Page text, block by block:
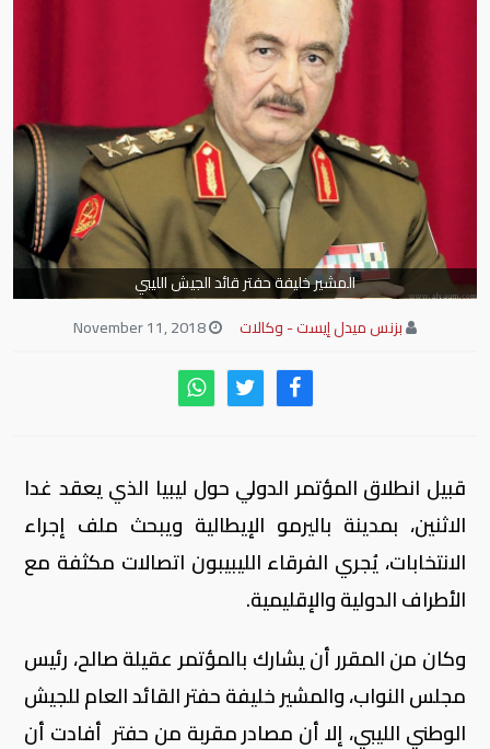
المشير خليفة حفتر قائد الجيش الليبي
بزنس ميدل إيست - وكالات
قبيل انطلاق المؤتمر الدولي حول ليبيا الذي يعقد غدا
الاثنين، بمدينة باليرمو الإيطالية ويبحث ملف إجراء
الانتخابات، يُجري الفرقاء الليبيبون اتصالات مكثفة مع
الأطراف الدولية والإقليمية.
وكان من المقرر أن يشارك بالمؤتمر عقيلة صالح، رئيس
مجلس النواب، والمشير خليفة حفتر القائد العام للجيش
الوطني الليبي، إلا أن مصادر مقربة من حفتر أفادت أن